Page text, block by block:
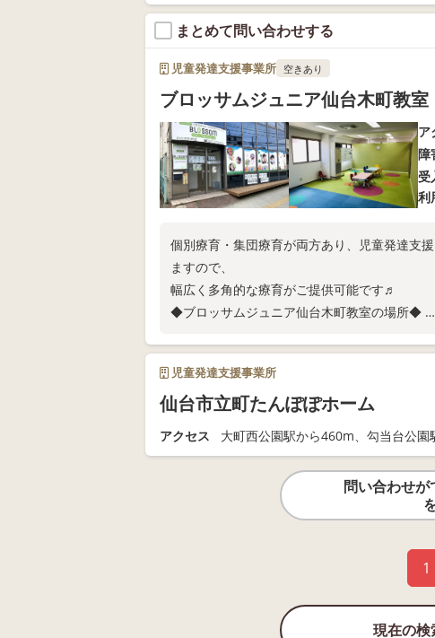
まとめて問い合わせする
児童発達支援事業所 空きあり
ブロッサムジュニア仙台木町教室
ア
障
受
利
個別療育・集団療育が両方あり、児童発達支
ますので、
幅広く多角的な療育がご提供可能です♬
◆ブロッサムジュニア仙台木町教室の場所◆
・「木町」バス停が目の前 ・「北仙台駅」
児童発達支援事業所
仙台市立町たんぽぽホーム
アクセス 大町西公園駅から460m、勾当台公園
問い合わせが
1
現在の検